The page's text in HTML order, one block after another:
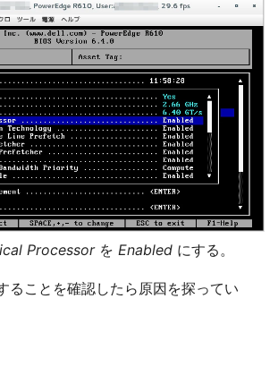
Processorを Enabled にする。
ることを確認したら原因を探ってい